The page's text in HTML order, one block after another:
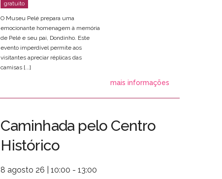
O Museu Pelé prepara uma
emocionante homenagem à memória
de Pelé e seu pai, Dondinho. Este
evento imperdível permite aos
visitantes apreciar réplicas das
camisas [...]
mais informações
Caminhada pelo Centro
Histórico
8 agosto 26 | 10:00 - 13:00